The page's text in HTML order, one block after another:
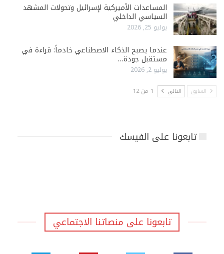
المساعدات الأميركية لإسرائيل وتحولات المشهد
السياسي الداخلي
يوليو 25, 2026
عندما يصبح الذكاء الاصطناعي خادماً: قراءة في
مستقبل جودة…
يوليو 2, 2026
السابق التالي 1 من 12
تابعونا على الفيسك
تابعونا على منصاتنا الاجتماعي